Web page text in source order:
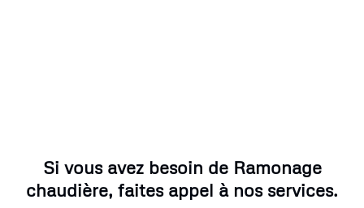
Si vous avez besoin de Ramonage
chaudière, faites appel à nos services.